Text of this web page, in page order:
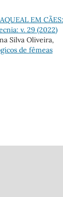
EM
v. 29 (2022)
Silva Oliveira,
de fêmeas